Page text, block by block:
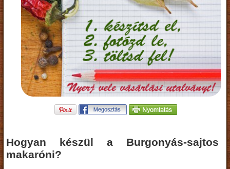
Hogyan készül a Burgonyás-sajtos
makaróni?